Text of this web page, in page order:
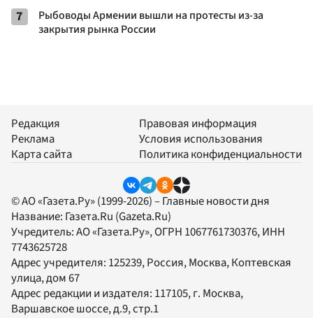
7
Рыбоводы Армении вышли на протесты из-за
закрытия рынка России
Редакция
Реклама
Карта сайта
Правовая информация
Условия использования
Политика конфиденциальности
© АО «Газета.Ру» (1999-2026) – Главные новости дня
Название: Газета.Ru (Gazeta.Ru)
Учредитель:АО «Газета.Ру», ОГРН 1067761730376, ИНН
7743625728
Адрес учредителя: 125239, Россия, Москва, Коптевская
улица, дом 67
Адрес редакции и издателя: 117105, г. Москва,
Варшавское шоссе, д.9, стр.1